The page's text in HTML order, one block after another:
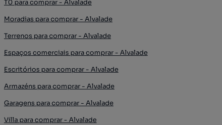
T0 para comprar - Alvalade
Moradias para comprar - Alvalade
Terrenos para comprar - Alvalade
Espaços comerciais para comprar - Alvalade
Escritórios para comprar - Alvalade
Armazéns para comprar - Alvalade
Garagens para comprar - Alvalade
Villa para comprar - Alvalade